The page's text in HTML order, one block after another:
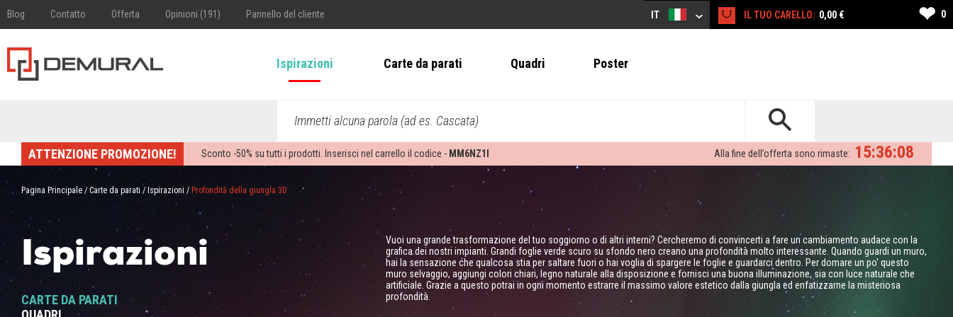
Blog Contatto Offerta Opinioni (191) Pannello del cliente IT IL TUO CARELLO: 0,00 € ❤ 0
Ispirazioni Carte da parati Quadri Poster
Immetti alcuna parola (ad es. Cascata)
ATTENZIONE PROMOZIONE! Sconto -50% su tutti i prodotti. Inserisci nel carrello il codice - MM6NZ1I 15:36:07
Alla fine dell’offerta sono rimaste:
Pagina Principale / Carte da parati / Ispirazioni / Profondità della giungla 3D
Ispirazioni
CARTE DA PARATI
Vuoi una grande trasformazione del tuo soggiorno o di altri interni? Cercheremo di convincerti a fare un cambiamento audace con la
grafica dei nostri impianti. Grandi foglie verde scuro su sfondo nero creano una profondità molto interessante. Quando guardi un muro,
hai la sensazione che qualcosa stia per saltare fuori o hai voglia di spargere le foglie e guardarci dentro. Per domare un po' questo
muro selvaggio, aggiungi colori chiari, legno naturale alla disposizione e fornisci una buona illuminazione, sia con luce naturale che
artificiale. Grazie a questo potrai in ogni momento estrarre il massimo valore estetico dalla giungla ed enfatizzarne la misteriosa
profondità.